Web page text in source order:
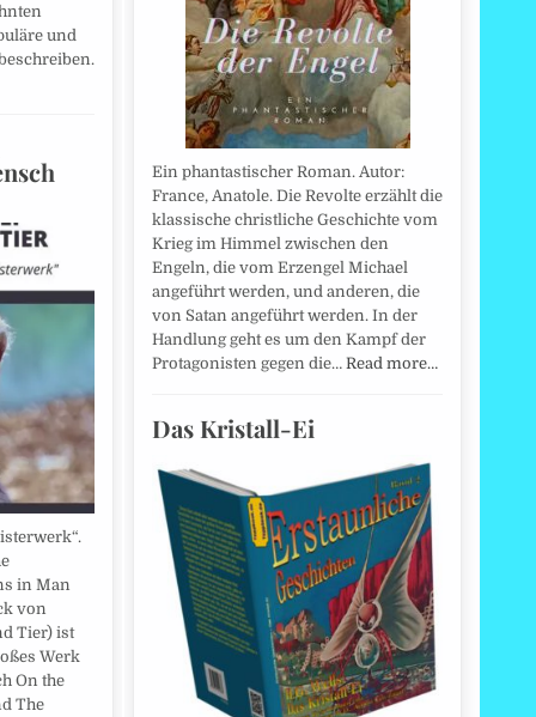
und
in Man
von
Tier) ist
Werk
On the
The
Ein phantastischer Roman. Autor:
France, Anatole. Die Revolte erzählt die
klassische christliche Geschichte vom
Krieg im Himmel zwischen den
Engeln, die vom Erzengel Michael
angeführt werden, und anderen, die
von Satan angeführt werden. In der
Handlung geht es um den Kampf der
Protagonisten gegen die… Read more…
Das Kristall-Ei